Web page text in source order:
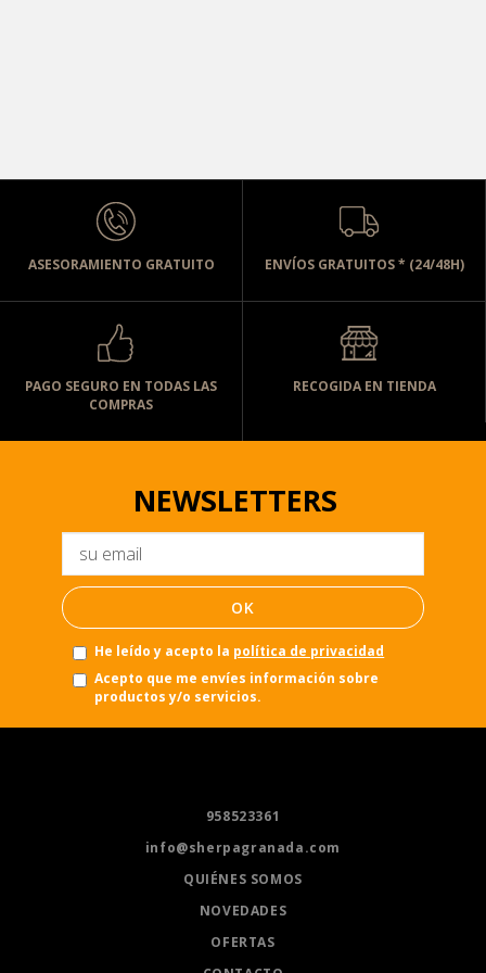
ASESORAMIENTO GRATUITO ENVÍOS GRATUITOS * (24/48H)
PAGO SEGURO EN TODAS LAS
COMPRAS
RECOGIDA EN TIENDA
NEWSLETTERS
OK
He leído y acepto la política de privacidad
Acepto que me envíes información sobre
productos y/o servicios.
958523361
info@sherpagranada.com
QUIÉNES SOMOS
NOVEDADES
OFERTAS